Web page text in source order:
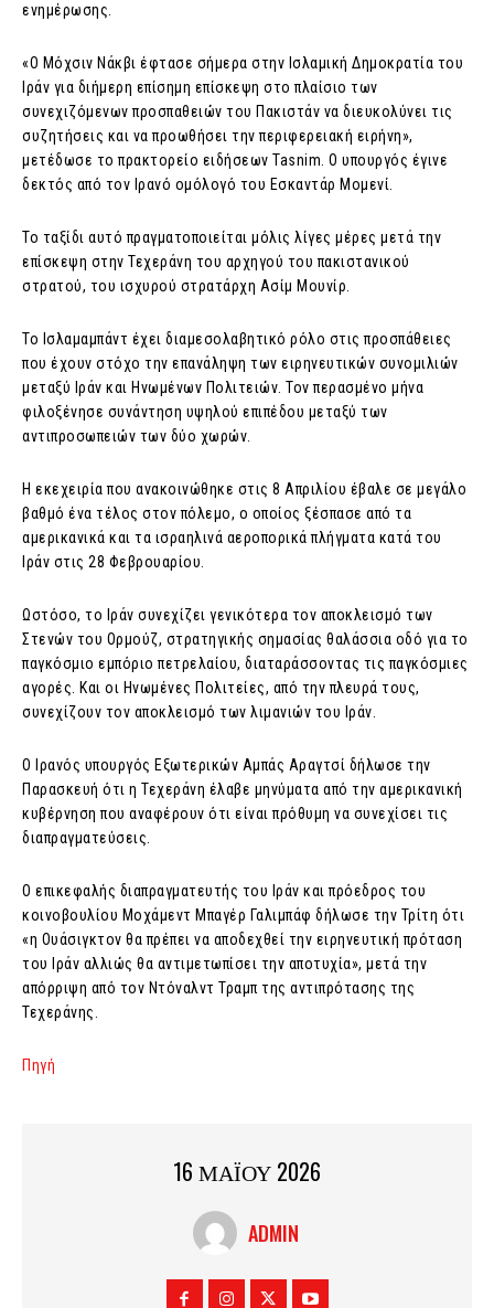
ενημέρωσης.
«Ο Μόχσιν Νάκβι έφτασε σήμερα στην Ισλαμική Δημοκρατία του
Ιράν για διήμερη επίσημη επίσκεψη στο πλαίσιο των
συνεχιζόμενων προσπαθειών του Πακιστάν να διευκολύνει τις
συζητήσεις και να προωθήσει την περιφερειακή ειρήνη»,
μετέδωσε το πρακτορείο ειδήσεων Tasnim. Ο υπουργός έγινε
δεκτός από τον Ιρανό ομόλογό του Εσκαντάρ Μομενί.
Το ταξίδι αυτό πραγματοποιείται μόλις λίγες μέρες μετά την
επίσκεψη στην Τεχεράνη του αρχηγού του πακιστανικού
στρατού, του ισχυρού στρατάρχη Ασίμ Μουνίρ.
Το Ισλαμαμπάντ έχει διαμεσολαβητικό ρόλο στις προσπάθειες
που έχουν στόχο την επανάληψη των ειρηνευτικών συνομιλιών
μεταξύ Ιράν και Ηνωμένων Πολιτειών. Τον περασμένο μήνα
φιλοξένησε συνάντηση υψηλού επιπέδου μεταξύ των
αντιπροσωπειών των δύο χωρών.
Η εκεχειρία που ανακοινώθηκε στις 8 Απριλίου έβαλε σε μεγάλο
βαθμό ένα τέλος στον πόλεμο, ο οποίος ξέσπασε από τα
αμερικανικά και τα ισραηλινά αεροπορικά πλήγματα κατά του
Ιράν στις 28 Φεβρουαρίου.
Ωστόσο, το Ιράν συνεχίζει γενικότερα τον αποκλεισμό των
Στενών του Ορμούζ, στρατηγικής σημασίας θαλάσσια οδό για το
παγκόσμιο εμπόριο πετρελαίου, διαταράσσοντας τις παγκόσμιες
αγορές. Και οι Ηνωμένες Πολιτείες, από την πλευρά τους,
συνεχίζουν τον αποκλεισμό των λιμανιών του Ιράν.
Ο Ιρανός υπουργός Εξωτερικών Αμπάς Αραγτσί δήλωσε την
Παρασκευή ότι η Τεχεράνη έλαβε μηνύματα από την αμερικανική
κυβέρνηση που αναφέρουν ότι είναι πρόθυμη να συνεχίσει τις
διαπραγματεύσεις.
Ο επικεφαλής διαπραγματευτής του Ιράν και πρόεδρος του
κοινοβουλίου Μοχάμεντ Μπαγέρ Γαλιμπάφ δήλωσε την Τρίτη ότι
«η Ουάσιγκτον θα πρέπει να αποδεχθεί την ειρηνευτική πρόταση
του Ιράν αλλιώς θα αντιμετωπίσει την αποτυχία», μετά την
απόρριψη από τον Ντόναλντ Τραμπ της αντιπρότασης της
Τεχεράνης.
Πηγή
16 ΜΑΪΟΥ 2026
ADMIN